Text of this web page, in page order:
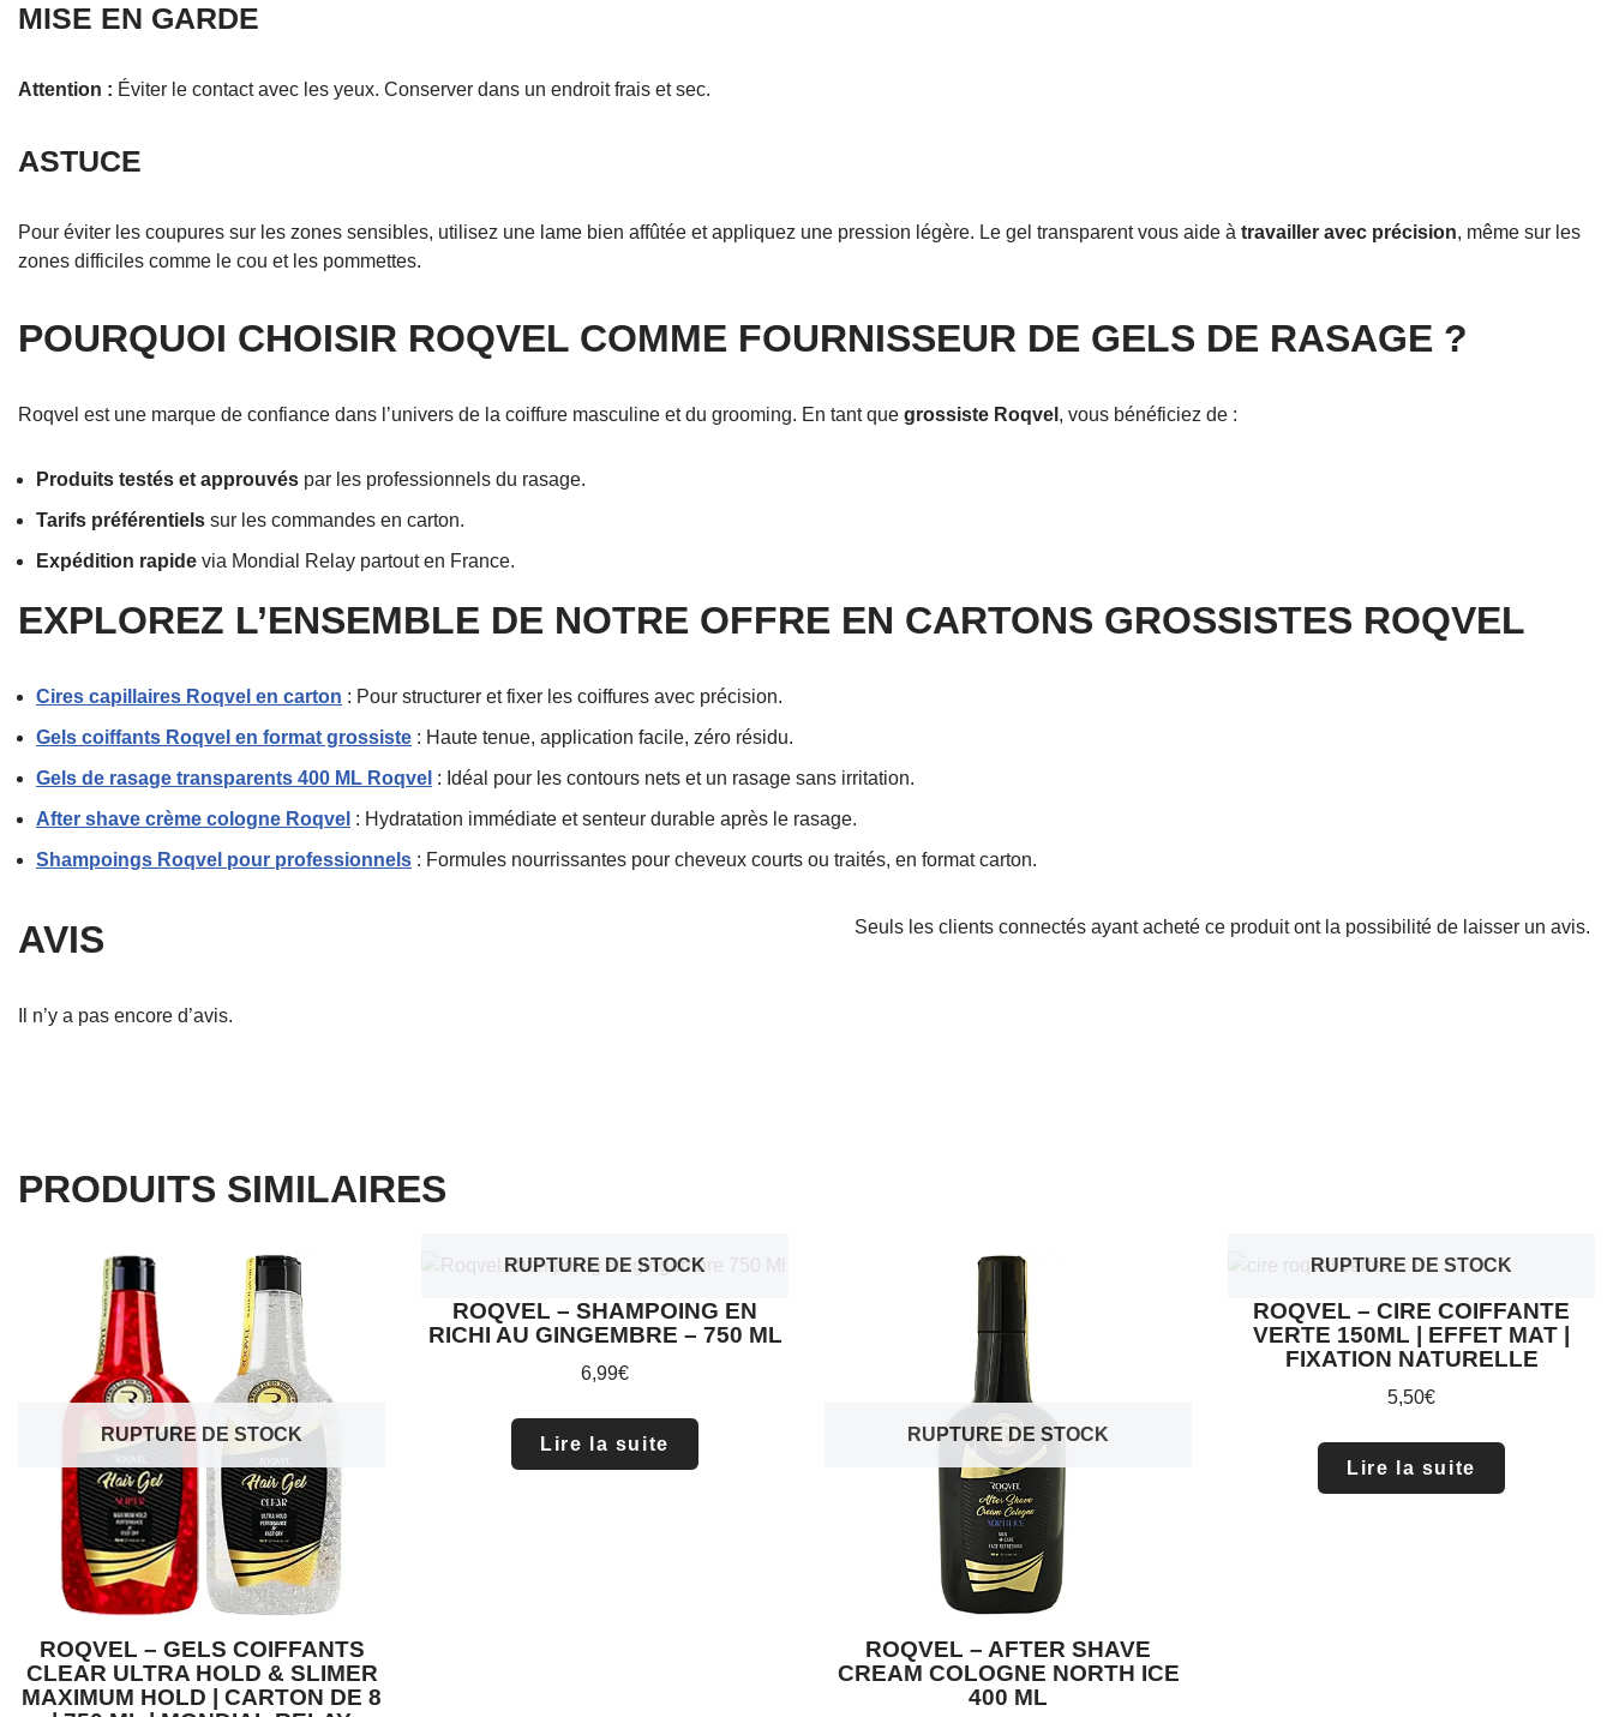
MISE EN GARDE
Attention : Éviter le contact avec les yeux. Conserver dans un endroit frais et sec.
ASTUCE
Pour éviter les coupures sur les zones sensibles, utilisez une lame bien affûtée et appliquez une pression légère. Le gel transparent vous aide à travailler avec précision, même sur les
zones difficiles comme le cou et les pommettes.
POURQUOI CHOISIR ROQVEL COMME FOURNISSEUR DE GELS DE RASAGE ?
Roqvel est une marque de confiance dans l’univers de la coiffure masculine et du grooming. En tant que grossiste Roqvel , vous bénéficiez de :
Produits testés et approuvés par les professionnels du rasage.
Tarifs préférentiels sur les commandes en carton.
Expédition rapide via Mondial Relay partout en France.
EXPLOREZ L’ENSEMBLE DE NOTRE OFFRE EN CARTONS GROSSISTES ROQVEL
Cires capillaires Roqvel en carton : Pour structurer et fixer les coiffures avec précision.
Gels coiffants Roqvel en format grossiste : Haute tenue, application facile, zéro résidu.
Gels de rasage transparents 400 ML Roqvel : Idéal pour les contours nets et un rasage sans irritation.
After shave crème cologne Roqvel : Hydratation immédiate et senteur durable après le rasage.
Shampoings Roqvel pour professionnels : Formules nourrissantes pour cheveux courts ou traités, en format carton.
AVIS
Il n’y a pas encore d’avis.
Seuls les clients connectés ayant acheté ce produit ont la possibilité de laisser un avis.
PRODUITS SIMILAIRES
RUPTURE DE STOCK
ROQVEL – GELS COIFFANTS
CLEAR ULTRA HOLD & SLIMER
MAXIMUM HOLD | CARTON DE 8
RUPTURE DE STOCK
ROQVEL – SHAMPOING EN
RICHI AU GINGEMBRE – 750 ML
6,99€
Lire la suite RUPTURE DE STOCK
ROQVEL – AFTER SHAVE
CREAM COLOGNE NORTH ICE
400 ML
RUPTURE DE STOCK
ROQVEL – CIRE COIFFANTE
VERTE 150ML | EFFET MAT |
FIXATION NATURELLE
5,50€
Lire la suite